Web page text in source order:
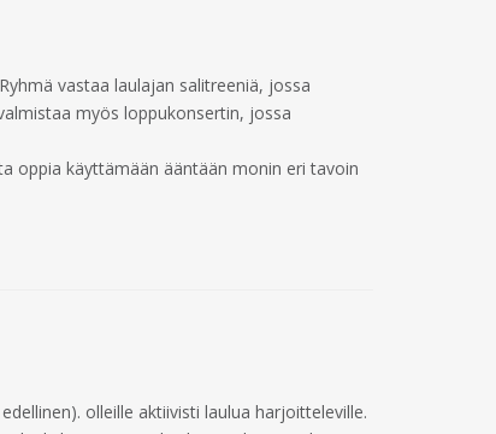
vastaa laulajan salitreeniä, jossa
myös loppukonsertin, jossa
oppia käyttämään ääntään monin eri tavoin
olleille aktiivisti laulua harjoitteleville.